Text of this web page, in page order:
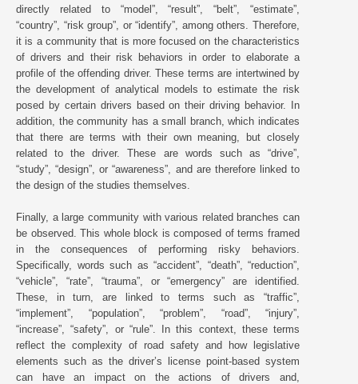
directly related to “model”, “result”, “belt”, “estimate”,
“country”, “risk group”, or “identify”, among others. Therefore,
it is a community that is more focused on the characteristics
of drivers and their risk behaviors in order to elaborate a
profile of the offending driver. These terms are intertwined by
the development of analytical models to estimate the risk
posed by certain drivers based on their driving behavior. In
addition, the community has a small branch, which indicates
that there are terms with their own meaning, but closely
related to the driver. These are words such as “drive”,
“study”, “design”, or “awareness”, and are therefore linked to
the design of the studies themselves.
Finally, a large community with various related branches can
be observed. This whole block is composed of terms framed
in the consequences of performing risky behaviors.
Specifically, words such as “accident”, “death”, “reduction”,
“vehicle”, “rate”, “trauma”, or “emergency” are identified.
These, in turn, are linked to terms such as “traffic”,
“implement”, “population”, “problem”, “road”, “injury”,
“increase”, “safety”, or “rule”. In this context, these terms
reflect the complexity of road safety and how legislative
elements such as the driver’s license point-based system
can have an impact on the actions of drivers and,